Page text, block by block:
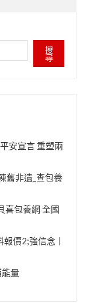
搜
尋
安宣言 重塑兩
舊非遺_查包養
喜包養網 全國
價2;強信念丨
量